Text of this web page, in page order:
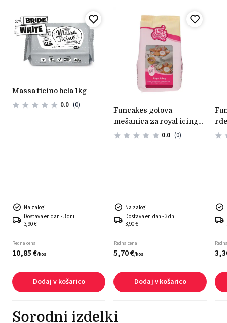
massa ticino bela 1kg
0.0 (0)
Na zalogi
Dostava en dan - 3 dni
3,90 €
Redna cena
10,85€/kos
Dodaj v košarico
funcakes gotova
mešanica za royal icing
450g
0.0 (0)
Na zalogi
Dostava en dan - 3 dni
3,90 €
Redna cena
5,70€/kos
Dodaj v košarico
funcakes sladkorna masa
3,
Sorodni izdelki